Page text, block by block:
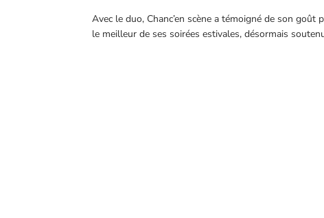
Avec le duo, Chanc’en scène a témoigné de son
le meilleur de ses soirées estivales, désormais